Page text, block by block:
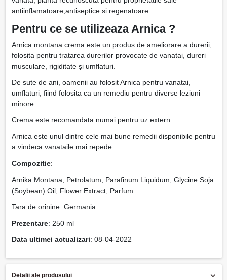
antiinflamatoare,antiseptice si regenatoare.
Pentru ce se utilizeaza Arnica ?
Arnica montana crema este un produs de ameliorare a durerii,
folosita pentru tratarea durerilor provocate de vanatai, dureri
musculare, rigiditate și umflaturi.
De sute de ani, oamenii au folosit Arnica pentru vanatai,
umflaturi, fiind folosita ca un remediu pentru diverse leziuni
minore.
Crema este recomandata numai pentru uz extern.
Arnica este unul dintre cele mai bune remedii disponibile pentru
a vindeca vanataile mai repede.
Compozitie:
Arnika Montana, Petrolatum, Parafinum Liquidum, Glycine Soja
(Soybean) Oil, Flower Extract, Parfum.
Tara de orinine: Germania
Prezentare: 250 ml
Data ultimei actualizari: 08-04-2022
Detalii ale produsului